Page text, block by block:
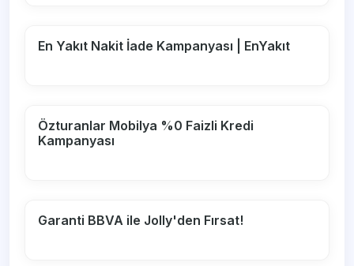
En Yakıt Nakit İade Kampanyası | EnYakıt
Özturanlar Mobilya %0 Faizli Kredi
Kampanyası
Garanti BBVA ile Jolly'den Fırsat!